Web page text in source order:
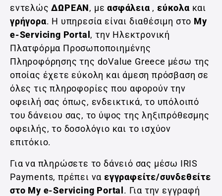
εντελώςΔΩΡΕΑΝ, μεασφάλεια ,εύκολα και
γρήγορα. Η υπηρεσία είναι διαθέσιμη στο My
e-Servicing Portal , την Ηλεκτρονική
Πλατφόρμα Προσωποποιημένης
Πληροφόρησης της doValue Greece μέσω της
οποίας έχετε εύκολη και άμεση πρόσβαση σε
όλες τις πληροφορίες που αφορούν την
οφειλή σας όπως, ενδεικτικά, το υπόλοιπό
του δάνειου σας, το ύψος της ληξιπρόθεσμης
οφειλής, το δοσολόγιο και το ισχύον
επιτόκιο.
Για να πληρώσετε το δάνειό σας μέσω IRIS
Payments, πρέπει ναεγγραφείτε/συνδεθείτε
στο My e-Servicing Portal . Για την εγγραφή